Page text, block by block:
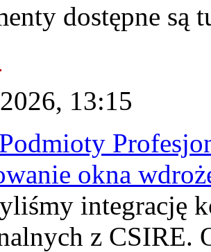
dostępne są
13:15
okna
integrację
z CSIRE.